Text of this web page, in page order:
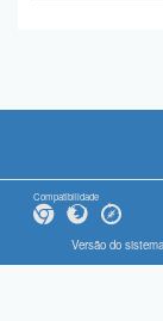
Compatibilidade
Versão do